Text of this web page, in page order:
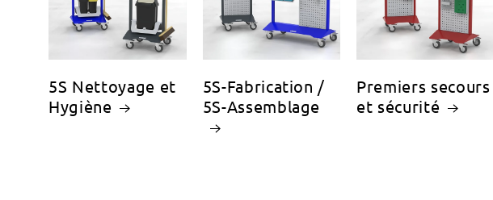
5S Nettoyage et
Hygiène
5S-Fabrication /
5S-Assemblage
Premiers secours
et sécurité